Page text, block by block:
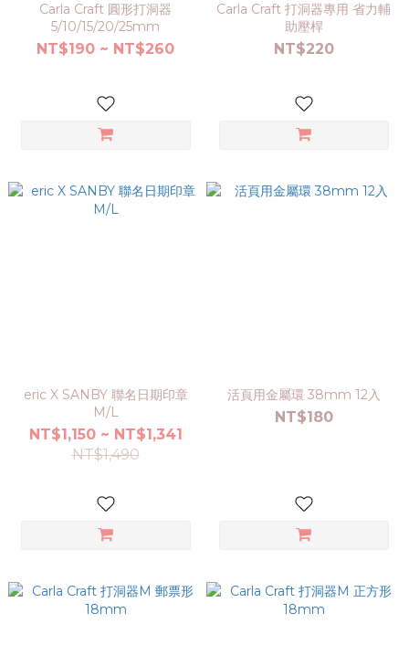
Carla Craft 圓形打洞器
5/10/15/20/25mm
NT$190 ~ NT$260
Carla Craft 打洞器專用 省力輔
助壓桿
NT$220
eric X SANBY 聯名日期印章
M/L
NT$1,150 ~ NT$1,341
NT$1,490
活頁用金屬環 38mm 12入
NT$180